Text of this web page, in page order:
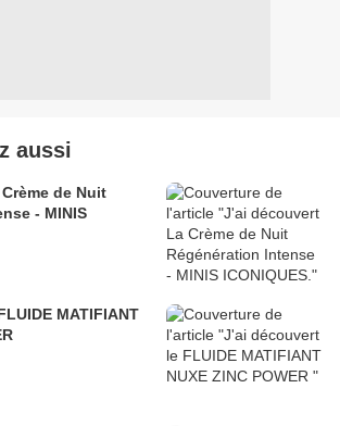
aussi
de Nuit
- MINIS
MATIFIANT